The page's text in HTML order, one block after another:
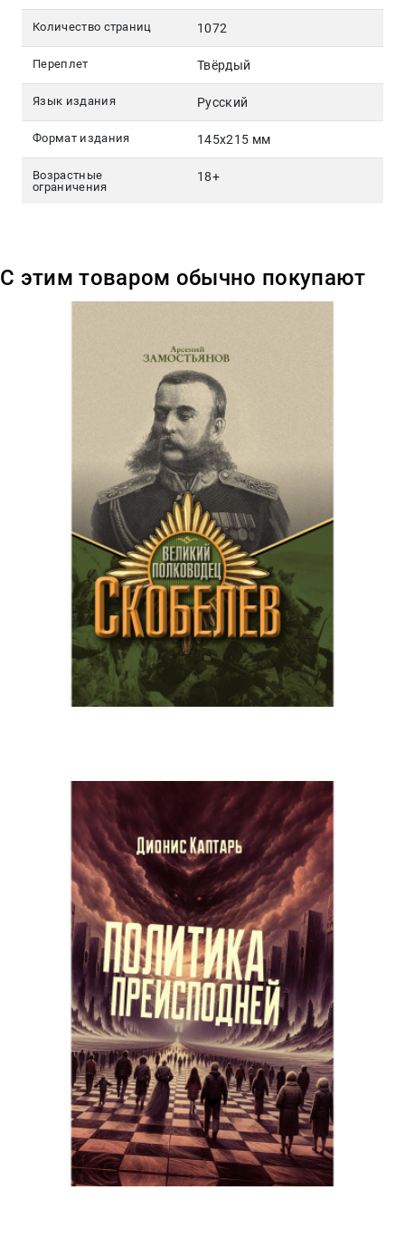
Количество страниц 1072
Переплет Твёрдый
Язык издания Русский
Формат издания 145х215 мм
Возрастные
ограничения
18+
С этим товаром обычно покупают